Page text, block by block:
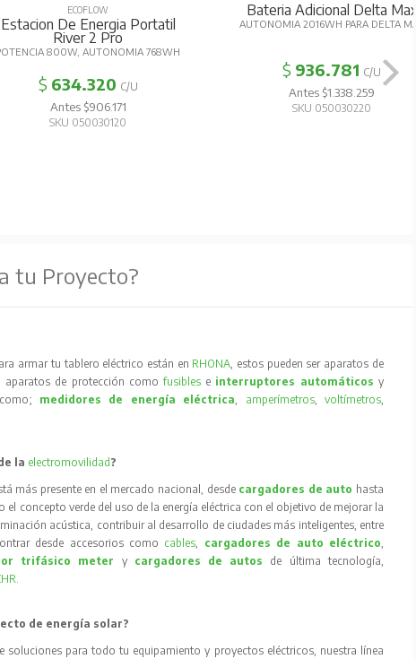
ECOFLOW
Estacion De Energia Portatil
River 2 Pro
800W, AUTONOMIA 768WH
$ 634.320 C/U
Antes $906.171
SKU 050030120
Bateria Adicional Delta
AUTONOMIA 2016WH PARA DELTA
$ 936.781 C/U
Antes $1.338.259
SKU 050030220
tu Proyecto?
armar tu tablero eléctrico están en RHONA, estos pueden ser aparatos de
aparatos de protección comofusibles e interruptores automáticos y
medidores de energía eléctrica, amperímetros, voltímetros,
la electromovilidad ?
más presente en el mercado nacional, desde cargadores de auto hasta
el concepto verde del uso de la energía eléctrica con el objetivo de mejorar la
acústica, contribuir al desarrollo de ciudades más inteligentes, entre
desde accesorios como cables, cargadores de auto eléctrico,
trifásico meter y cargadores de autos
de última tecnología,
.
de energía solar?
soluciones para todo tu equipamiento y proyectos eléctricos, nuestra línea